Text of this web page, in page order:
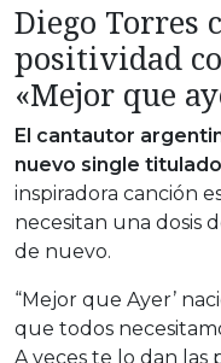
Diego Torres
positividad
«Mejor que
El cantautor
nuevo single
inspiradora canción
necesitan una dosis
de nuevo.
“Mejor que Ayer’
que todos
A veces te lo dan las